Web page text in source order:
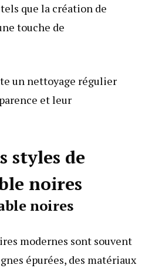
que la création de
touche de
un nettoyage régulier
et leur
styles de
noires
noires
modernes sont souvent
épurées, des matériaux